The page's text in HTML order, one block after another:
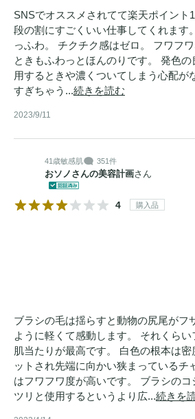
SNSでオススメされてて楽天ポイント
段の割にすごくいい仕事してくれます
っふわ。 チクチク感はゼロ。 フワフ
ときもふわっとほんのりです。 発色
用するときや濃くついてしまう心配が
すぎちゃう...続きを読む
2023/9/11
41歳敏感肌 351件
おソノさんの美容計画さん
4 購入品
ブラシの毛は揺らすと動物の尻尾がフ
ように軽くて感動します。 それくらい
肌当たりが最高です。 白色の根本は密
ットされ先端に向かい狭まっているチ
はフワフワ度が高いです。 ブラシのコ
ツリと使用するというより広...続きを